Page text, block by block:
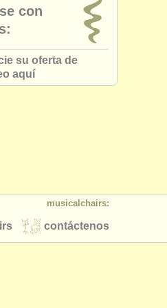
con
su oferta de
aquí
musicalchairs:
contáctenos